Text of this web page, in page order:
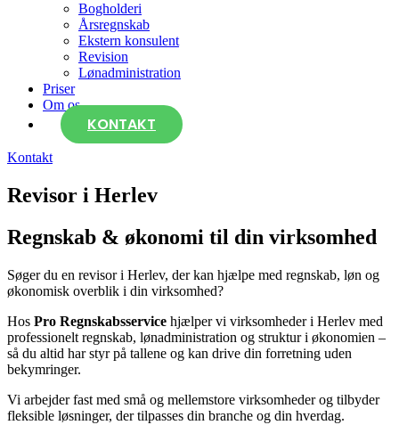
Bogholderi
Årsregnskab
Ekstern konsulent
Revision
Lønadministration
Priser
Om os
KONTAKT
Kontakt
Revisor i Herlev
Regnskab & økonomi til din virksomhed
Søger du en revisor i Herlev, der kan hjælpe med regnskab, løn og
økonomisk overblik i din virksomhed?
Hos Pro Regnskabsservice hjælper vi virksomheder i Herlev med
professionelt regnskab, lønadministration og struktur i økonomien –
så du altid har styr på tallene og kan drive din forretning uden
bekymringer.
Vi arbejder fast med små og mellemstore virksomheder og tilbyder
fleksible løsninger, der tilpasses din branche og din hverdag.